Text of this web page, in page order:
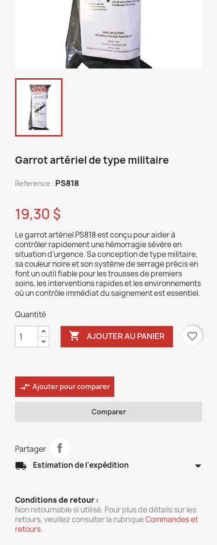
Garrot artériel de type militaire
Reference : PS818
19,30 $
Le garrot artériel PS818 est conçu pour aider à
contrôler rapidement une hémorragie sévère en
situation d’urgence. Sa conception de type militaire,
sa couleur noire et son système de serrage précis en
font un outil fiable pour les trousses de premiers
soins, les interventions rapides et les environnements
où un contrôle immédiat du saignement est essentiel.
Quantité
 AJOUTER AU PANIER favorite_border
compare_arrows Ajouter pour comparer
Comparer
Partager
local_shipping Estimation de l'expédition arrow_drop_down
Conditions de retour :
Non retournable si utilisé. Pour plus de détails sur les
retours, veuillez consulter la rubriqueCommandes et
retours.